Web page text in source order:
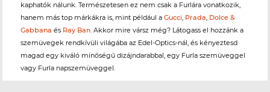
kaphatók nálunk. Természetesen ez nem csak a Furlára vonatkozik,
hanem más top márkákra is, mint például a Gucci, Prada, Dolce &
Gabbana és Ray Ban. Akkor mire vársz még? Látogass el hozzánk a
szemüvegek rendkívüli világába az Edel-Optics-nál, és kényeztesd
magad egy kiváló minőségű dizájndarabbal, egy Furla szemüveggel
vagy Furla napszemüveggel.